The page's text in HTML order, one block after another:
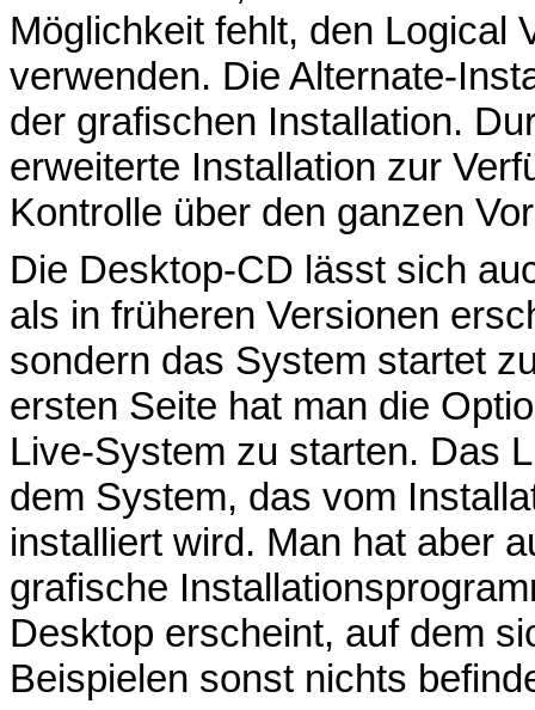
Möglichkeit fehlt, den Logical
verwenden. Die Alternate-
der grafischen Installation.
erweiterte Installation zur
Kontrolle über den ganzen
Die Desktop-CD lässt sich
als in früheren Versionen
sondern das System startet
ersten Seite hat man die
Live-System zu starten. Das
dem System, das vom
installiert wird. Man hat aber
grafische
Desktop erscheint, auf dem
Beispielen sonst nichts